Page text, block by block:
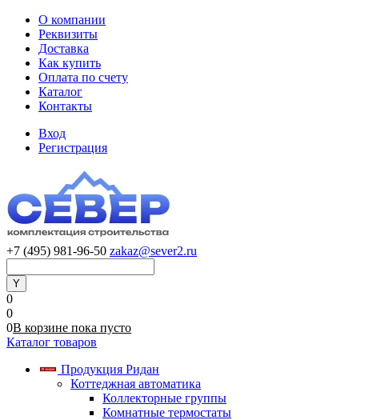
О компании
Реквизиты
Доставка
Как купить
Оплата по счету
Каталог
Контакты
Вход
Регистрация
+7 (495) 981-96-50 zakaz@sever2.ru
0
0
0В корзине пока пусто
Каталог товаров
Продукция Ридан
Коттеджная автоматика
Коллекторные группы
Комнатные термостаты